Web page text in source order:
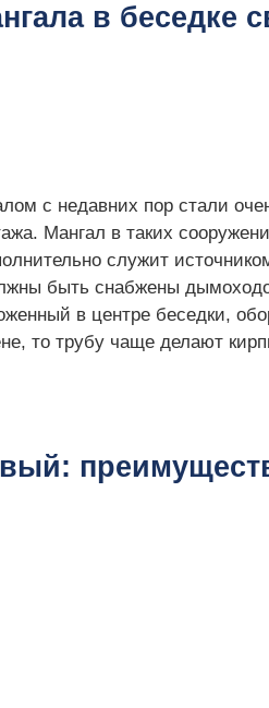
в беседке
с недавних пор стали
Мангал в таких
служит
быть снабжены
в центре беседки,
то трубу чаще делают